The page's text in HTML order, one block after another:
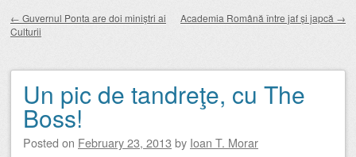
Post navigation
← Guvernul Ponta are doi miniștri ai
Culturii
Academia Română între jaf și japcă →
Un pic de tandreţe, cu The
Boss!
Posted on February 23, 2013 by Ioan T. Morar